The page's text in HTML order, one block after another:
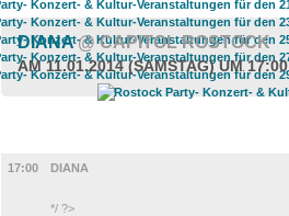
DIANA@ CAPITOL ROSTOCK
AM 11.01.2014 (SAMSTAG) UM
17:00
DIANA
*/ ?>